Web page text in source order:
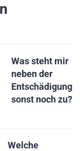
Was steht mir
neben der
Entschädigung
sonst noch zu?
Welche